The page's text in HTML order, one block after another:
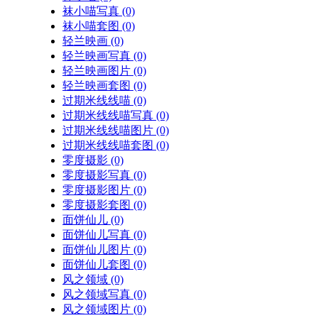
袜小喵写真 (0)
袜小喵套图 (0)
轻兰映画 (0)
轻兰映画写真 (0)
轻兰映画图片 (0)
轻兰映画套图 (0)
过期米线线喵 (0)
过期米线线喵写真 (0)
过期米线线喵图片 (0)
过期米线线喵套图 (0)
零度摄影 (0)
零度摄影写真 (0)
零度摄影图片 (0)
零度摄影套图 (0)
面饼仙儿 (0)
面饼仙儿写真 (0)
面饼仙儿图片 (0)
面饼仙儿套图 (0)
风之领域 (0)
风之领域写真 (0)
风之领域图片 (0)